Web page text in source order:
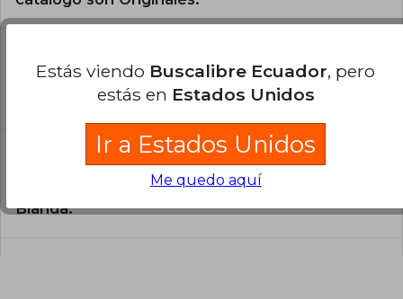
libro?
El libro está escrito en Inglés.
¿Cuál es la encuadernación de este libro?
La encuadernación de esta edición es Tapa
Blanda.
Estás viendo Buscalibre Ecuador, pero
estás en Estados Unidos
Ir a Estados Unidos
Me quedo aquí